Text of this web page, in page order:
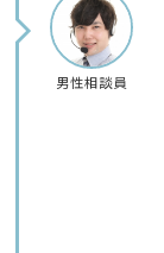
男性相談員